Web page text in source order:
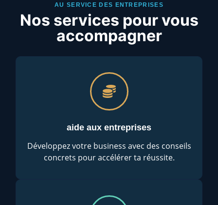
AU SERVICE DES ENTREPRISES
Nos services pour vous
accompagner
aide aux entreprises
Développez votre business avec des conseils
concrets pour accélérer ta réussite.